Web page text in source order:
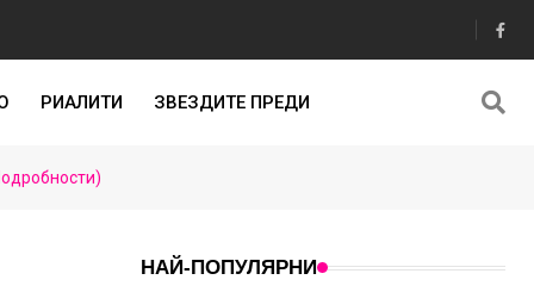
РИАЛИТИ ЗВЕЗДИТЕ ПРЕДИ
НАЙ-ПОПУЛЯРНИ